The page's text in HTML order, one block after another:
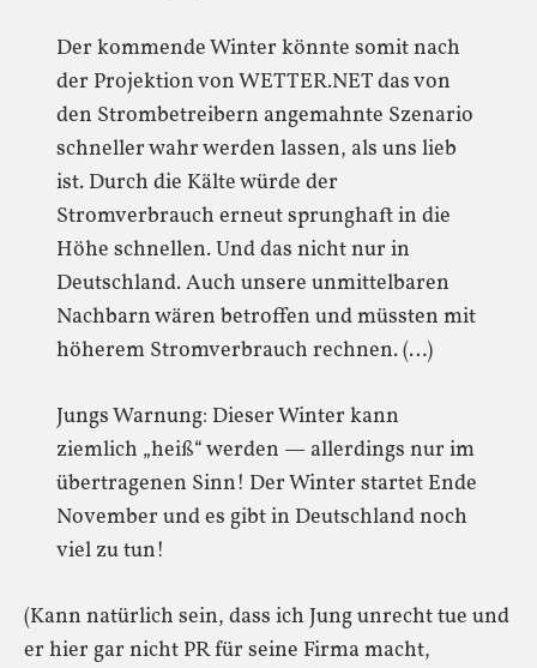
Der kommende Winter könnte somit nach
der Projektion von WETTER.NET das von
den Strombetreibern angemahnte Szenario
schneller wahr werden lassen, als uns lieb
ist. Durch die Kälte würde der
Stromverbrauch erneut sprunghaft in die
Höhe schnellen. Und das nicht nur in
Deutschland. Auch unsere unmittelbaren
Nachbarn wären betroffen und müssten mit
höherem Stromverbrauch rechnen. (…)
Jungs Warnung: Dieser Winter kann
ziemlich „heiß“ werden — allerdings nur im
übertragenen Sinn! Der Winter startet Ende
November und es gibt in Deutschland noch
viel zu tun!
(Kann natürlich sein, dass ich Jung unrecht tue und
er hier gar nicht PR für seine Firma macht,